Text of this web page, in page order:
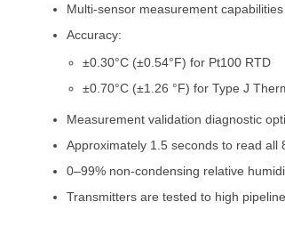
Multi-sensor measurement capabilities
Accuracy:
±0.30°C (±0.54°F) for Pt100 RTD
±0.70°C (±1.26 °F) for Type J
Measurement validation diagnostic
Approximately 1.5 seconds to read all
0–99% non-condensing relative
Transmitters are tested to high